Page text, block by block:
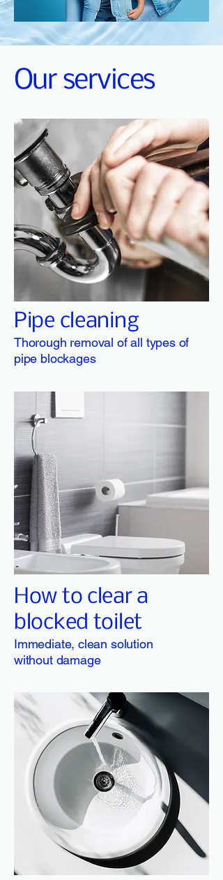
Our services
Pipe cleaning
Thorough removal of all types of
pipe blockages
How to clear a
blocked toilet
Immediate, clean solution
without damage